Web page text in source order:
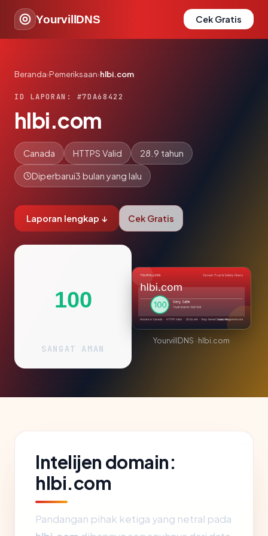
YourvillDNS Cek Gratis
Beranda›Pemeriksaan›hlbi.com
ID LAPORAN: #7DA68422
hlbi.com
Canada HTTPS Valid 28.9 tahun
Diperbarui3 bulan yang lalu
Laporan lengkap ↓ Cek Gratis
100
SANGAT AMAN
YourvillDNS · hlbi.com
Intelijen domain:
hlbi.com
Pandangan pihak ketiga yang netral pada